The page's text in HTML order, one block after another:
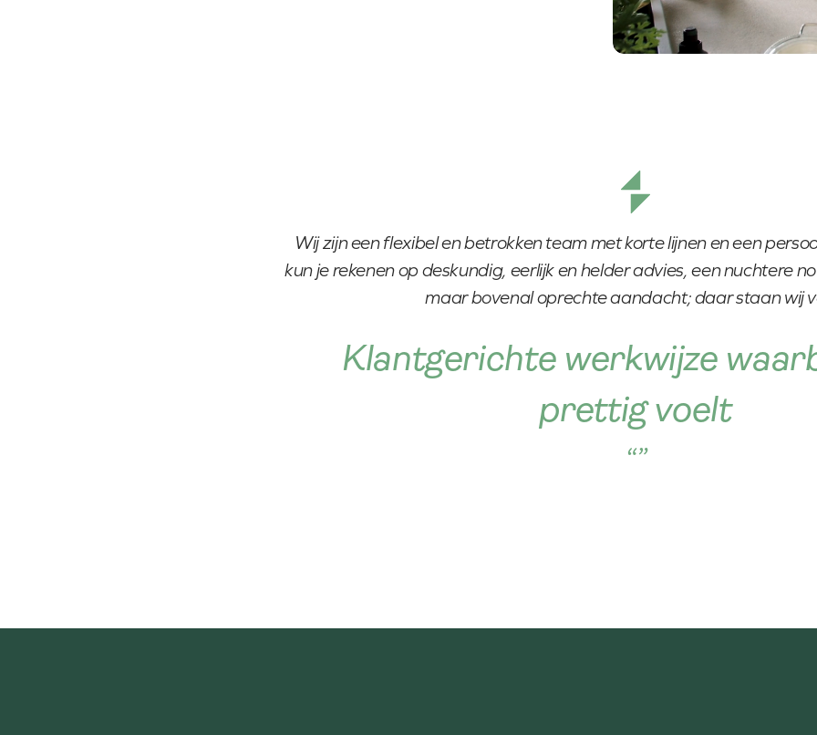
Wij zijn een flexibel en betrokken team met korte lijnen en een
kun je rekenen op deskundig, eerlijk en helder advies, een nuchtere
maar bovenal oprechte aandacht; daar staan wij
Klantgerichte werkwijze
prettig voelt
“”